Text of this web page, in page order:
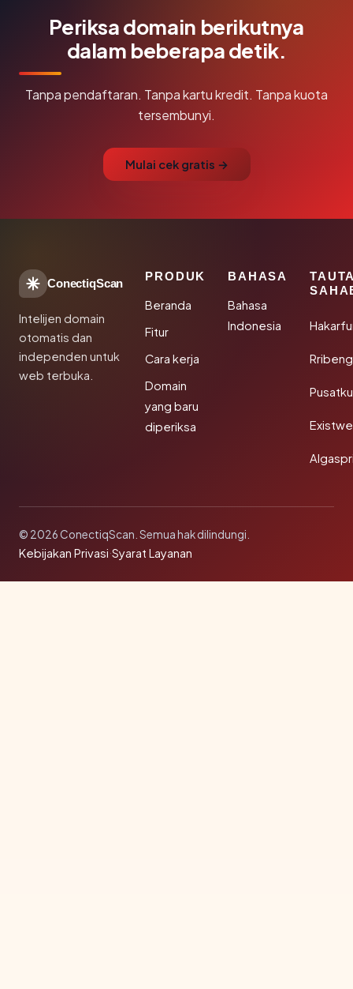
Periksa domain berikutnya
dalam beberapa detik.
Tanpa pendaftaran. Tanpa kartu kredit. Tanpa kuota
tersembunyi.
Mulai cek gratis →
ConectiqScan
Intelijen domain
otomatis dan
independen untuk
web terbuka.
PRODUK
Beranda
Fitur
Cara kerja
Domain
yang baru
diperiksa
BAHASA
Bahasa
Indonesia
© 2026 ConectiqScan. Semua hak dilindungi.
Kebijakan Privasi·Syarat Layanan